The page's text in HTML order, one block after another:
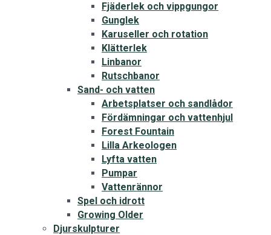
Fjäderlek och vippgungor
Gunglek
Karuseller och rotation
Klätterlek
Linbanor
Rutschbanor
Sand- och vatten
Arbetsplatser och sandlådor
Fördämningar och vattenhjul
Forest Fountain
Lilla Arkeologen
Lyfta vatten
Pumpar
Vattenrännor
Spel och idrott
Growing Older
Djurskulpturer